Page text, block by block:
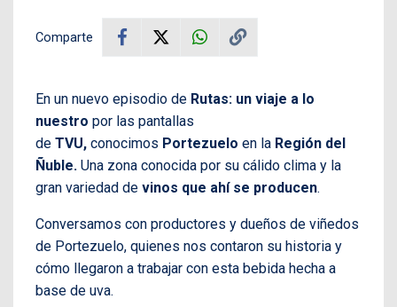
Comparte
En un nuevo episodio de Rutas: un viaje a lo
nuestro por las pantallas
de TVU, conocimos Portezuelo en la Región del
Ñuble. Una zona conocida por su cálido clima y la
gran variedad de vinos que ahí se producen.
Conversamos con productores y dueños de viñedos
de Portezuelo, quienes nos contaron su historia y
cómo llegaron a trabajar con esta bebida hecha a
base de uva.